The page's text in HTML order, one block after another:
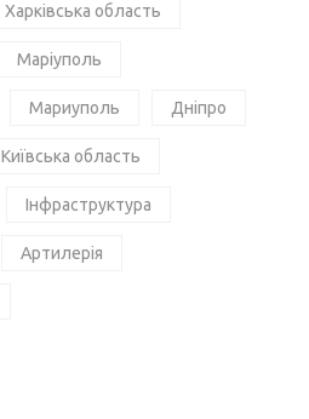
Харківська область
Маріуполь
Мариуполь Дніпро
Київська область
Інфраструктура
Артилерія